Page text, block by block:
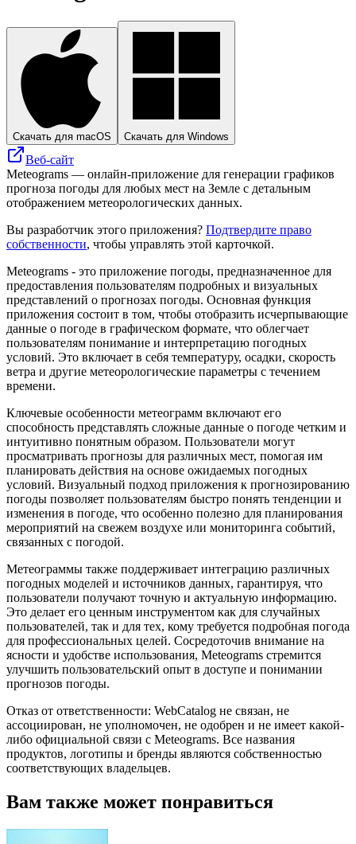
Скачать для macOS Скачать для Windows
Веб-сайт
Meteograms — онлайн-приложение для генерации графиков
прогноза погоды для любых мест на Земле с детальным
отображением метеорологических данных.
Вы разработчик этого приложения? Подтвердите право
собственности, чтобы управлять этой карточкой.
Meteograms - это приложение погоды, предназначенное для
предоставления пользователям подробных и визуальных
представлений о прогнозах погоды. Основная функция
приложения состоит в том, чтобы отобразить исчерпывающие
данные о погоде в графическом формате, что облегчает
пользователям понимание и интерпретацию погодных
условий. Это включает в себя температуру, осадки, скорость
ветра и другие метеорологические параметры с течением
времени.
Ключевые особенности метеограмм включают его
способность представлять сложные данные о погоде четким и
интуитивно понятным образом. Пользователи могут
просматривать прогнозы для различных мест, помогая им
планировать действия на основе ожидаемых погодных
условий. Визуальный подход приложения к прогнозированию
погоды позволяет пользователям быстро понять тенденции и
изменения в погоде, что особенно полезно для планирования
мероприятий на свежем воздухе или мониторинга событий,
связанных с погодой.
Метеограммы также поддерживает интеграцию различных
погодных моделей и источников данных, гарантируя, что
пользователи получают точную и актуальную информацию.
Это делает его ценным инструментом как для случайных
пользователей, так и для тех, кому требуется подробная погода
для профессиональных целей. Сосредоточив внимание на
ясности и удобстве использования, Meteograms стремится
улучшить пользовательский опыт в доступе и понимании
прогнозов погоды.
Отказ от ответственности: WebCatalog не связан, не
ассоциирован, не уполномочен, не одобрен и не имеет какой-
либо официальной связи с Meteograms. Все названия
продуктов, логотипы и бренды являются собственностью
соответствующих владельцев.
Вам также может понравиться